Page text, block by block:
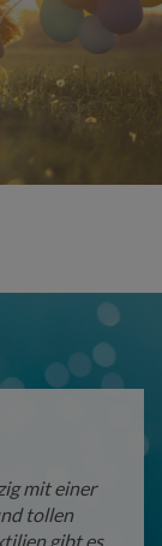
mit einer
tollen
gibt es